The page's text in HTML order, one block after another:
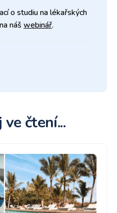
o studiu na lékařských
náš webinář.
čtení...